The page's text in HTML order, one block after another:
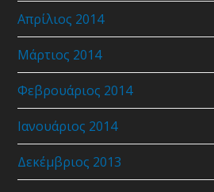
Απρίλιος 2014
Μάρτιος 2014
Φεβρουάριος 2014
Ιανουάριος 2014
Δεκέμβριος 2013